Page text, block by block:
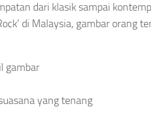
dari klasik sampai
di Malaysia, gambar orang
gambar
yang tenang